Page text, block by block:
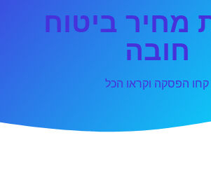
מחיר ביטוח
חובה
קחו הפסקה וקראו הכל